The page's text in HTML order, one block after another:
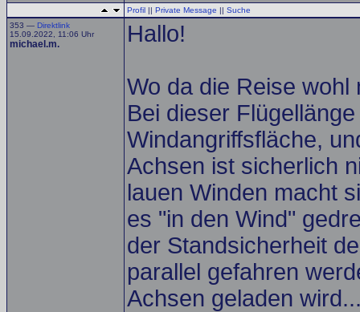
Profil || Private Message || Suche
353 — Direktlink
15.09.2022, 11:06 Uhr
michael.m. Hallo!
Wo da die Reise wohl
Bei dieser
Windangriffsfläche,
Achsen ist sicherlich
lauen Winden macht
es "in den Wind"
der Standsicherheit
parallel gefahren
Achsen geladen